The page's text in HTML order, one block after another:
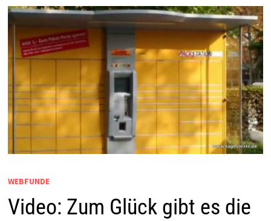
WEBFUNDE
Video: Zum Glück gibt es die